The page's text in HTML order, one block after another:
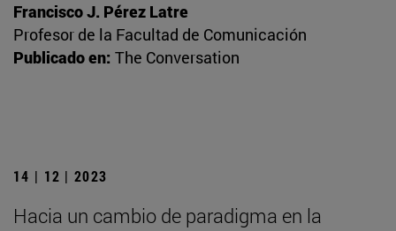
Francisco J. Pérez Latre
Profesor de la Facultad de Comunicación
Publicado en: The Conversation
14 | 12 | 2023
Hacia un cambio de paradigma en la